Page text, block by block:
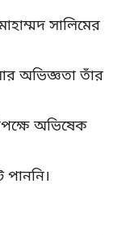
সালিমের
অভিজ্ঞতা তাঁর
অভিষেক